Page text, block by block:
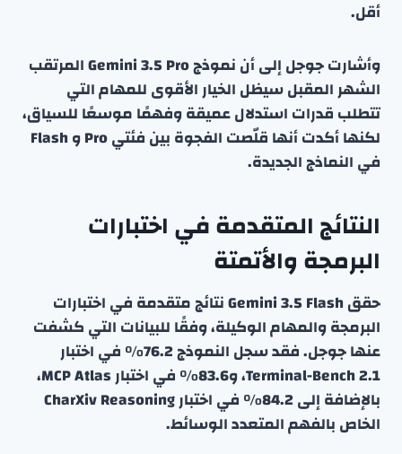
أقل.
وأشارت جوجل إلى أن نموذج Gemini 3.5 Pro المرتقب
الشهر المقبل سيظل الخيار الأقوى للمهام التي
تتطلب قدرات استدلال عميقة وفهمًا موسعًا للسياق،
لكنها أكدت أنها قلّصت الفجوة بين فئتي Pro و Flash
في النماذج الجديدة.
النتائج المتقدمة في اختبارات
البرمجة والأتمتة
حقق Gemini 3.5 Flash نتائج متقدمة في اختبارات
البرمجة والمهام الوكيلة، وفقًا للبيانات التي كشفت
عنها جوجل. فقد سجل النموذج 76.2% في اختبار
Terminal-Bench 2.1، و83.6% في اختبار MCP Atlas،
بالإضافة إلى 84.2% في اختبار CharXiv Reasoning
الخاص بالفهم المتعدد الوسائط.